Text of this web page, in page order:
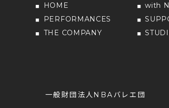
HOME
PERFORMANCES
THE COMPANY
with
一般財団法人NBAバレエ団